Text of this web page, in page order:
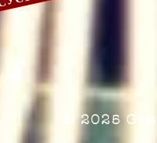
© 2025